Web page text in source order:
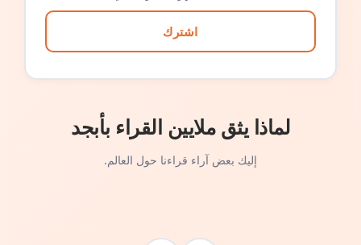
اشترك
لماذا يثق ملايين القراء بأبجد
إليك بعض آراء قراءنا حول العالم.